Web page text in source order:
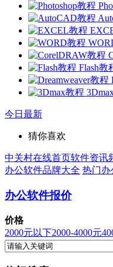
Flash教
今日最新
猜你喜欢
中关村在线首页软件资讯
办公软件品牌大全 热门办
办公软件报价
价格
2000元以下2000-4000元